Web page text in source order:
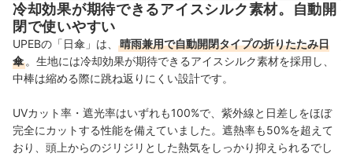
冷却効果が期待できるアイスシルク素材。自動開
閉で使いやすい
UPEBの「日傘」は、
晴雨兼用で自動開閉タイプの折りたたみ日
傘 。生地には冷却効果が期待できるアイスシルク素材を採用し、
中棒は縮める際に跳ね返りにくい設計です。
UVカット率・遮光率はいずれも100%で、紫外線と日差しをほぼ
完全にカットする性能を備えていました。遮熱率も50%を超えて
おり、頭上からのジリジリとした熱気をしっかり抑えられるでし